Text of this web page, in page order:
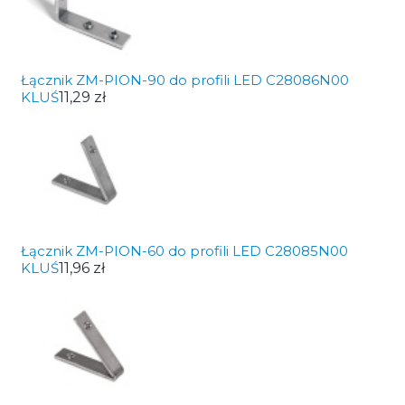
Łącznik ZM-PION-90 do profili LED C28086N00
KLUŚ11,29 zł
Łącznik ZM-PION-60 do profili LED C28085N00
KLUŚ11,96 zł